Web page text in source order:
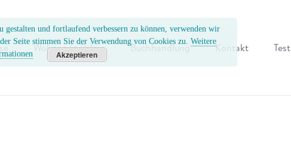
Wohnen in Palma Buchhandlung Kontakt
gestalten und fortlaufend verbessern zu können, verwenden wir
Seite stimmen Sie der Verwendung von Cookies zu. Weitere
Akzeptieren